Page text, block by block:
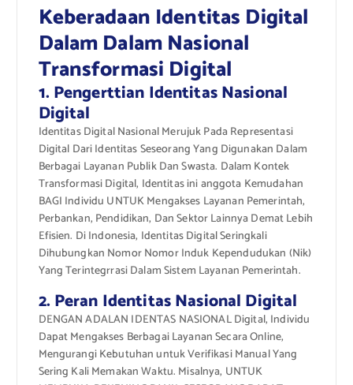
Keberadaan Identitas Digital
Dalam Dalam Nasional
Transformasi Digital
1. Pengerttian Identitas Nasional
Digital
Identitas Digital Nasional Merujuk Pada Representasi
Digital Dari Identitas Seseorang Yang Digunakan Dalam
Berbagai Layanan Publik Dan Swasta. Dalam Kontek
Transformasi Digital, Identitas ini anggota Kemudahan
BAGI Individu UNTUK Mengakses Layanan Pemerintah,
Perbankan, Pendidikan, Dan Sektor Lainnya Demat Lebih
Efisien. Di Indonesia, Identitas Digital Seringkali
Dihubungkan Nomor Nomor Induk Kependudukan (Nik)
Yang Terintegrrasi Dalam Sistem Layanan Pemerintah.
2. Peran Identitas Nasional Digital
DENGAN ADALAN IDENTAS NASIONAL Digital, Individu
Dapat Mengakses Berbagai Layanan Secara Online,
Mengurangi Kebutuhan untuk Verifikasi Manual Yang
Sering Kali Memakan Waktu. Misalnya, UNTUK